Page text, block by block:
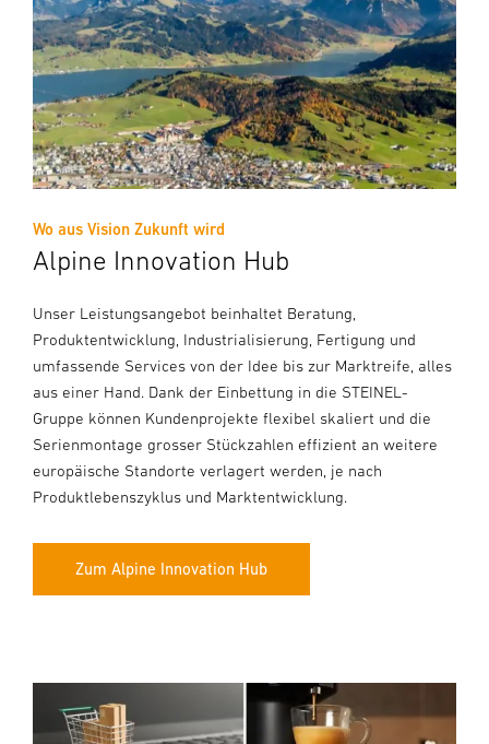
Wo aus Vision Zukunft wird
Alpine Innovation Hub
Unser Leistungsangebot beinhaltet Beratung,
Produktentwicklung, Industrialisierung, Fertigung und
umfassende Services von der Idee bis zur Marktreife, alles
aus einer Hand. Dank der Einbettung in die STEINEL-
Gruppe können Kundenprojekte flexibel skaliert und die
Serienmontage grosser Stückzahlen effizient an weitere
europäische Standorte verlagert werden, je nach
Produktlebenszyklus und Marktentwicklung.
Zum Alpine Innovation Hub